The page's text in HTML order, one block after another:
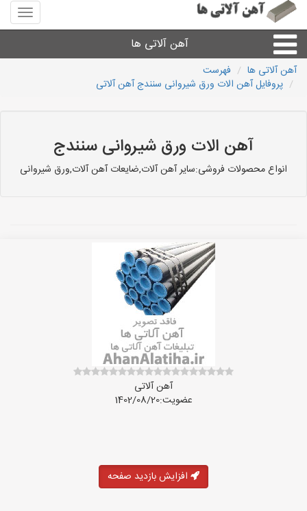
منوی
سایت
آلاتی
آهن آلاتی ها
میلگرد نبشی،مفتول
لوله و اتصالات
آهن آلاتی های شهرها
آهن آلاتی ها
فهرست
پروفایل آهن الات ورق شیروانی سنندج آهن آلاتی
آهن الات ورق شیروانی سنندج
انواع محصولات فروشی:سایر آهن آلات,ضایعات آهن آلات,ورق شیروانی
آهن آلاتی
عضویت:1402/08/20
افزایش بازدید صفحه